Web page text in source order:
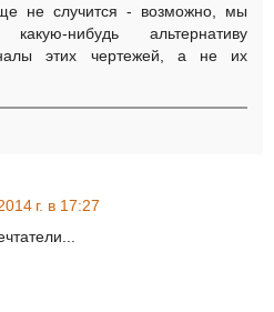
не случится - возможно, мы
нибудь альтернативу
этих чертежей, а не их
г. в 17:27